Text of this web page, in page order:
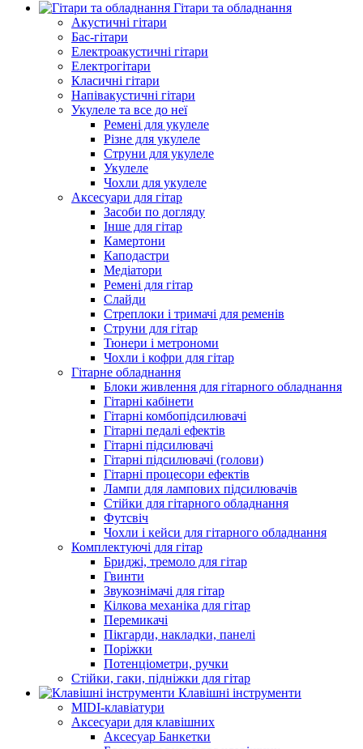
Гітари та обладнання
Акустичні гітари
Бас-гітари
Електроакустичні гітари
Електрогітари
Класичні гітари
Напівакустичні гітари
Укулеле та все до неї
Ремені для укулеле
Різне для укулеле
Струни для укулеле
Укулеле
Чохли для укулеле
Аксесуари для гітар
Засоби по догляду
Інше для гітар
Камертони
Каподастри
Медіатори
Ремені для гітар
Слайди
Стреплоки і тримачі для ременів
Струни для гітар
Тюнери і метрономи
Чохли і кофри для гітар
Гітарне обладнання
Блоки живлення для гітарного обладнання
Гітарні кабінети
Гітарні комбопідсилювачі
Гітарні педалі ефектів
Гітарні підсилювачі
Гітарні підсилювачі (голови)
Гітарні процесори ефектів
Лампи для лампових підсилювачів
Стійки для гітарного обладнання
Футсвіч
Чохли і кейси для гітарного обладнання
Комплектуючі для гітар
Бриджі, тремоло для гітар
Гвинти
Звукознімачі для гітар
Кілкова механіка для гітар
Перемикачі
Пікгарди, накладки, панелі
Поріжки
Потенціометри, ручки
Стійки, гаки, підніжки для гітар
Клавішні інструменти
MIDI-клавіатури
Аксесуари для клавішних
Аксесуар Банкетки